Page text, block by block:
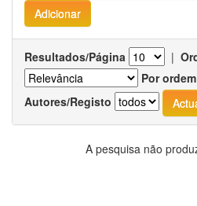
Resultados/Página |
Por ordem
Autores/Registo
A pesquisa não